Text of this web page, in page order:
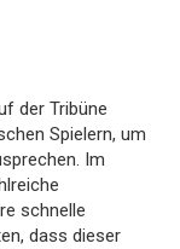
der Tribüne
Spielern, um
Im
schnelle
dass dieser